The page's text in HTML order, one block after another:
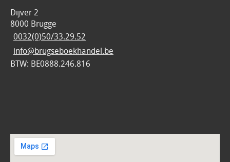
Dijver 2
8000 Brugge
0032(0)50/33.29.52
info@brugseboekhandel.be
BTW: BE0888.246.816